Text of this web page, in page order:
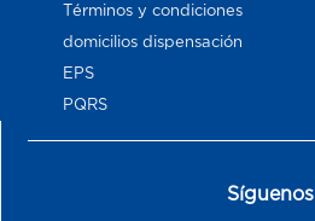
Términos y condiciones
domicilios dispensación
EPS
PQRS
Síguenos